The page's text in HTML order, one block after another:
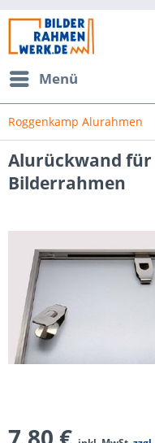
Menü
Roggenkamp Alurahmen
Alurückwand für
Bilderrahmen